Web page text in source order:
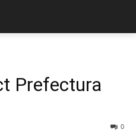
Prefectura
0